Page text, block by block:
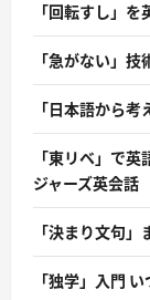
「回転すし」
「急がない」技
「日本語から
「東リベ」で
ジャーズ英会話
「決まり文句
「独学」入門